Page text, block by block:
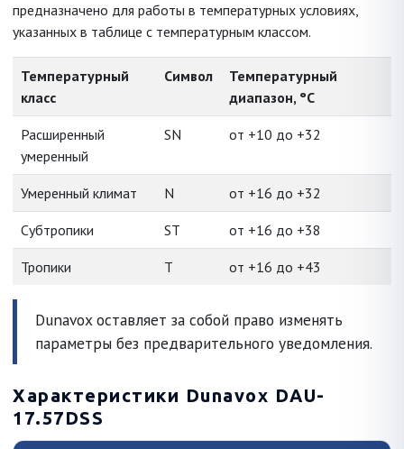
предназначено для работы в температурных условиях,
указанных в таблице с температурным классом.
Температурный
класс
Символ
Температурный
диапазон, °C
Расширенный
умеренный
SN от +10 до +32
Умеренный климат N от +16 до +32
Субтропики ST от +16 до +38
Тропики T от +16 до +43
Dunavox оставляет за собой право изменять
параметры без предварительного уведомления.
Характеристики Dunavox DAU-
17.57DSS